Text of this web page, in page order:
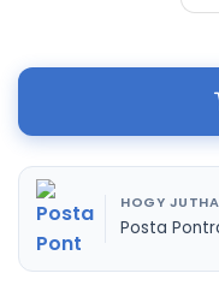
HOGY
Posta